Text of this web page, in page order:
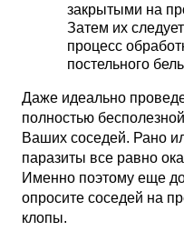
закрытыми на
Затем их
процесс
постельного
Даже идеально
полностью
Ваших соседей. Рано
паразиты все равно
Именно поэтому еще
опросите соседей на
клопы.